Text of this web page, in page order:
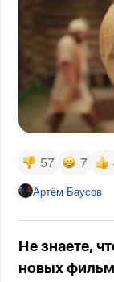
57 7
Артём Баусов
Не знаете,
новых